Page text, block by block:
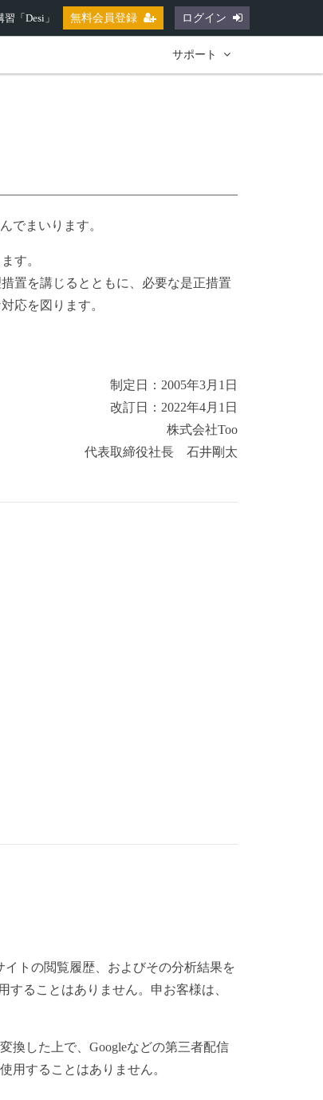
「Desi」 無料会員登録 ログイン
サポート
でまいります。
す。
置を講じるとともに、必要な是正措置
応を図ります。
制定日：2005年3月1日
改訂日：2022年4月1日
株式会社Too
代表取締役社長 石井剛太
トの閲覧履歴、およびその分析結果を
ることはありません。申お客様は、
換した上で、Googleなどの第三者配信
用することはありません。